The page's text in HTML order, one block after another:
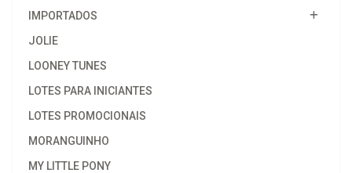
IMPORTADOS
JOLIE
LOONEY TUNES
LOTES PARA INICIANTES
LOTES PROMOCIONAIS
MORANGUINHO
MY LITTLE PONY